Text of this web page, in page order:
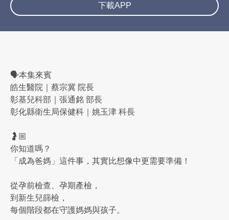
下載APP
🗣️本集來賓
皓生醫院｜蔡宗冀 院長
彰基兒科部｜張通銘 部長
彰化縣衛生局保健科｜姚玉津 科長
🤰🏼
你知道嗎？
「成為爸媽」這件事，其實比想像中更需要準備！
從孕前檢查、孕期產檢，
到新生兒篩檢，
每個階段都在守護媽媽與孩子。